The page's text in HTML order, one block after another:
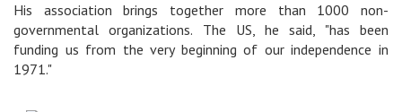
His association brings together more than 1000 non-
governmental organizations. The US, he said, "has been
funding us from the very beginning of our independence in
1971."